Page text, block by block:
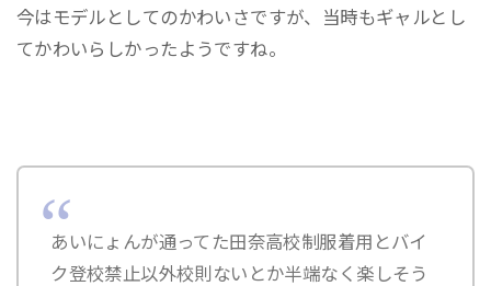
今はモデルとしてのかわいさですが、当時もギャルとし
てかわいらしかったようですね。
あいにょんが通ってた田奈高校制服着用とバイ
ク登校禁止以外校則ないとか半端なく楽しそう